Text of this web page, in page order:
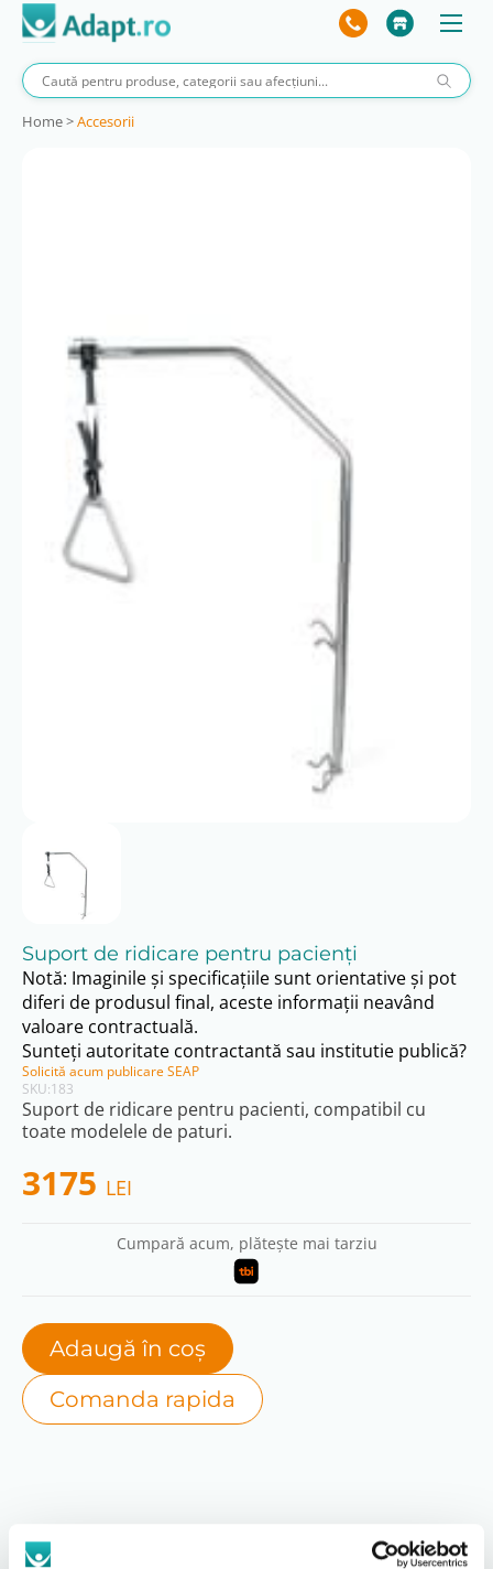
Home>Accesorii
SKU:183
Suport de ridicare pentru pacienți
Suport de ridicare pentru pacienti, compatibil cu
toate modelele de paturi.
3175 LEI
Cumpară acum, plătește mai tarziu
Adaugă în coș
Comanda rapida
Notă: Imaginile și specificațiile sunt orientative și pot
diferi de produsul final, aceste informații neavând
valoare contractuală.
Sunteți autoritate contractantă sau institutie publică?
Solicită acum publicare SEAP
Descriere detaliată